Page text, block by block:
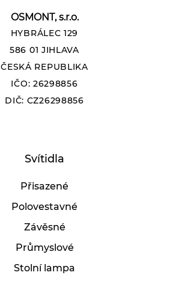
OSMONT, s.r.o.
HYBRÁLEC 129
586 01 JIHLAVA
ČESKÁ REPUBLIKA
IČO: 26298856
DIČ: CZ26298856
Svítidla
Přisazené
Polovestavné
Závěsné
Průmyslové
Stolní lampa